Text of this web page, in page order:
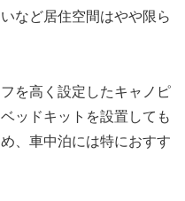
など居住空間はやや限ら
を高く設定したキャノピ
ッドキットを設置しても
、車中泊には特におすす